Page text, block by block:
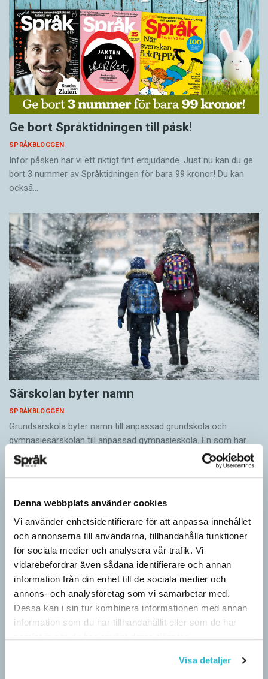
Denna webbplats använder cookies
Vi använder enhetsidentifierare för att anpassa innehållet
och annonserna till användarna, tillhandahålla funktioner
för sociala medier och analysera vår trafik. Vi
vidarebefordrar även sådana identifierare och annan
information från din enhet till de sociala medier och
annons- och analysföretag som vi samarbetar med.
Dessa kan i sin tur kombinera informationen med annan
information som du har tillhandahållit eller som de har
Visa detaljer
Ge bort Språktidningen till påsk!
SPRÅKBLOGGEN
Inför påsken har vi ett riktigt fint erbjudande. Just nu kan du ge
bort 3 nummer av Språktidningen för bara 99 kronor! Du kan
också…
Särskolan byter namn
SPRÅKBLOGGEN
Grundsärskola byter namn till anpassad grundskola och
gymnasiesärskolan till anpassad gymnasieskola. En som har
stor del i att detta namnbyte sker är artonåriga Leo Lust…